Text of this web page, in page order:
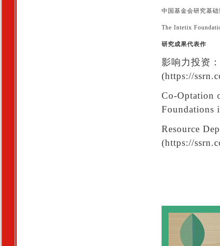
中国基金会研究基
The Intetix
研究成果代表作
影响力投资
(https://
Co-Optation
Foundations
Resource
(https://